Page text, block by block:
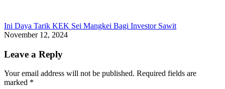
Ini Daya Tarik KEK Sei Mangkei Bagi Investor Sawit
November 12, 2024
Leave a Reply
Your email address will not be published. Required fields are
marked *